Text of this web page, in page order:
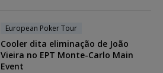
European Poker Tour
Cooler dita eliminação de João
Vieira no EPT Monte-Carlo Main
Event